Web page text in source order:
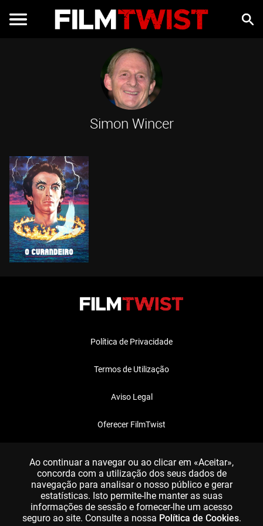
Simon Wincer
Política de Privacidade
Termos de Utilização
Aviso Legal
Oferecer FilmTwist
Ao continuar a navegar ou ao clicar em «Aceitar»,
concorda com a utilização dos seus dados de
navegação para analisar o nosso público e gerar
estatísticas. Isto permite-lhe manter as suas
informações de sessão e fornecer-lhe um acesso
seguro ao site. Consulte a nossa Política de Cookies.